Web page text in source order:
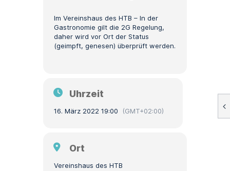
Im Vereinshaus des HTB – In der
Gastronomie gilt die 2G Regelung,
daher wird vor Ort der Status
(geimpft, genesen) überprüft werden.
Uhrzeit
16. März 2022 19:00 (GMT+02:00)
Ort
Vereinshaus des HTB